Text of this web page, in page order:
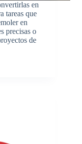
en
tareas que
en
precisas o
de